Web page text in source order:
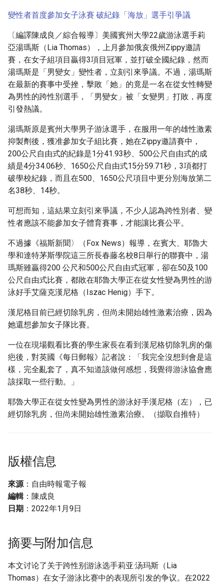
a
c
h
變性者首度參加女子泳賽 破紀錄「海放」選手引爭議
〔編譯陳成良／綜合報導〕美國賓州大學22歲游泳選手莉
亞湯瑪斯（Lia Thomas），上月參加俄亥俄州Zippy邀請
賽，在女子組項目贏得3項目冠軍，並打破全國紀錄，然而
湯瑪斯是「男變女」變性者，立刻引來爭議。不過，湯瑪斯
在最新的賽事中受挫，擊敗「她」的竟是一名在從女性轉變
為男性的跨性別選手，「男變女」被「女變男」打敗，再度
引發熱議。
湯瑪斯原是賓州大學男子游泳選手，在服用一年的雄性激素
抑製劑後，獲准參加女子組比賽，她在Zippy邀請賽中，
200公尺自由式的紀錄是1分41.93秒、500公尺自由式的成
績是4分34.06秒、1650公尺自由式15分59.71秒，3項都打
破學校紀錄，而且在500、1650公尺項目中更分別海放第二
名38秒、14秒。
可想而知，這結果立刻引來爭議，不少人認為跨性別者、變
性者應該不能參加女子體育賽事，才能讓比賽公平。
不過據《福斯新聞〉（Fox News）報導，在賓大、耶魯大
學和達特茅斯學院這三所長春藤名校8日舉行的聯賽中，湯
瑪斯雖贏得200 公尺和500公尺自由式冠軍，卻在50及100
公尺自由式比賽，都敗在耶魯大學正在從女性變為男性的游
泳好手艾薩克漢尼格（Iszac Henig）手下。
漢尼格目前已經切除乳房，但尚未開始雄性激素治療，因為
她還想參加女子隊比賽。
一位在現場觀看比賽的學生家長在看到漢尼格切除乳房的傷
疤後，對英國《每日郵報》記者說：「我完全沒想到會是這
樣，完全亂套了，真不知道該做何感想，我覺得游泳協會應
該採取一些行動。」
耶魯大學正在從女性變為男性的游泳好手漢尼格（左），已
經切除乳房，但尚未開始雄性激素治療。（擷取自推特）
版權信息
來源：自由時報電子報
編輯：陳成良
日期 ：2022年1月9日
摘要与附加信息
本文讨论了关于跨性别游泳选手莉亚·汤玛斯（Lia
Thomas）在女子游泳比赛中的表现所引发的争议。在2022